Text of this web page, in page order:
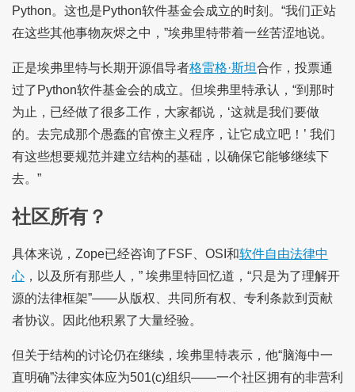
Python。这也是Python软件基金会成立的时刻。“我们正站
在这些其他事物灰烬之中，”埃弗里特带着一丝苦涩地说。
正是埃弗里特与长期开源倡导者格雷格·斯坦合作，投票通
过了Python软件基金会的成立。但埃弗里特承认，“到那时
为止，已经做了很多工作，大家都说，‘这就是我们要做
的。去完成那个愚蠢的官僚主义程序，让它成立吧！’ 我们
有这些想要规范并建立结构的基础，以确保它能够继续下
去。”
社区所有？
具体来说，Zope已经咨询了FSF、OSI和软件自由法律中
心，以及所有那些人，” 埃弗里特回忆道，“只是为了理解开
源的法律框架”——从版权、共同所有权、专利条款到贡献
者协议。因此他积累了大量经验。
但关于结构的讨论仍在继续，埃弗里特表示，他“脑海中一
直明确”法律实体应为501(c)组织——一个社区拥有的非营利